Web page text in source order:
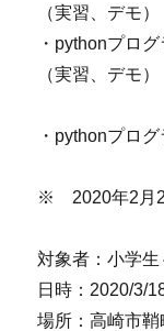
（実習、デモ）
・pythonプロ
（実習、デモ）
・pythonプロ
※ 2020年2月
対象者：小学生
日時：2020/3/
場所：高崎市